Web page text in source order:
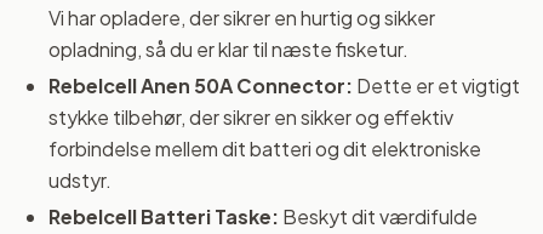
Vi har opladere, der sikrer en hurtig og sikker
opladning, så du er klar til næste fisketur.
Rebelcell Anen 50A Connector: Dette er et vigtigt
stykke tilbehør, der sikrer en sikker og effektiv
forbindelse mellem dit batteri og dit elektroniske
udstyr.
Rebelcell Batteri Taske: Beskyt dit værdifulde